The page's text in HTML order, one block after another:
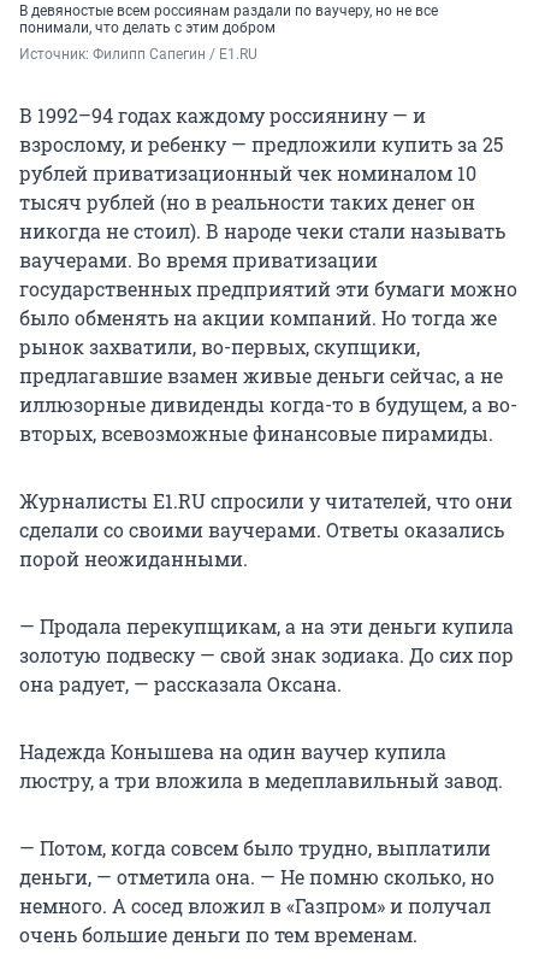
В девяностые всем россиянам раздали по ваучеру, но не все
понимали, что делать с этим добром
Источник: Филипп Сапегин / E1.RU
В 1992–94 годах каждому россиянину — и
взрослому, и ребенку — предложили купить за 25
рублей приватизационный чек номиналом 10
тысяч рублей (но в реальности таких денег он
никогда не стоил). В народе чеки стали называть
ваучерами. Во время приватизации
государственных предприятий эти бумаги можно
было обменять на акции компаний. Но тогда же
рынок захватили, во-первых, скупщики,
предлагавшие взамен живые деньги сейчас, а не
иллюзорные дивиденды когда-то в будущем, а во-
вторых, всевозможные финансовые пирамиды.
Журналисты E1.RU спросили у читателей, что они
сделали со своими ваучерами. Ответы оказались
порой неожиданными.
— Продала перекупщикам, а на эти деньги купила
золотую подвеску — свой знак зодиака. До сих пор
она радует, — рассказала Оксана.
Надежда Конышева на один ваучер купила
люстру, а три вложила в медеплавильный завод.
— Потом, когда совсем было трудно, выплатили
деньги, — отметила она. — Не помню сколько, но
немного. А сосед вложил в «Газпром» и получал
очень большие деньги по тем временам.